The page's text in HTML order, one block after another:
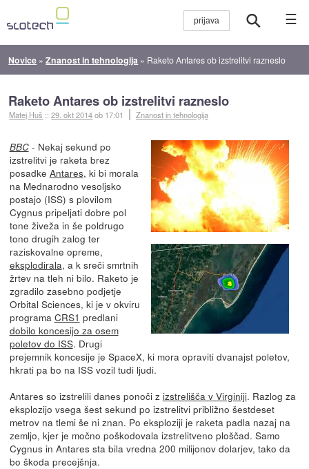
☰
Novice »Znanost in tehnologija » Raketo Antares ob izstrelitvi razneslo
Raketo Antares ob izstrelitvi razneslo
Matej Huš ::29. okt 2014ob 17:01 Znanost in tehnologija
BBC- Nekaj sekund po
izstrelitvi je raketa brez
posadke Antares, ki bi morala
na Mednarodno vesoljsko
postajo (ISS) s plovilom
Cygnus pripeljati dobre pol
tone živeža in še poldrugo
tono drugih zalog ter
raziskovalne opreme,
eksplodirala, a k sreči smrtnih
žrtev na tleh ni bilo. Raketo je
zgradilo zasebno podjetje
Orbital Sciences, ki je v okviru
programa CRS1 predlani
dobilo koncesijo za osem
poletov do ISS. Drugi
prejemnik koncesije je SpaceX, ki mora opraviti dvanajst poletov,
hkrati pa bo na ISS vozil tudi ljudi.
Antares so izstrelili danes ponoči z izstrelišča v Virginiji. Razlog za
eksplozijo vsega šest sekund po izstrelitvi približno šestdeset
metrov na tlemi še ni znan. Po eksploziji je raketa padla nazaj na
zemljo, kjer je močno poškodovala izstrelitveno ploščad. Samo
Cygnus in Antares sta bila vredna 200 milijonov dolarjev, tako da
bo škoda precejšnja.